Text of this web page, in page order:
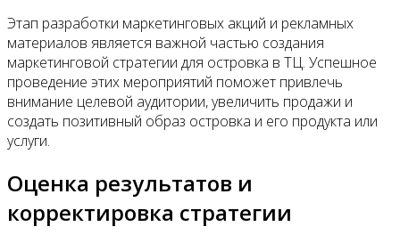
Этап разработки маркетинговых акций и рекламных
материалов является важной частью создания
маркетинговой стратегии для островка в ТЦ. Успешное
проведение этих мероприятий поможет привлечь
внимание целевой аудитории, увеличить продажи и
создать позитивный образ островка и его продукта или
услуги.
Оценка результатов и
корректировка стратегии